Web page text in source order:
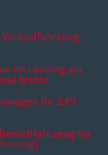
im Leasing als
brutto
für 149
für